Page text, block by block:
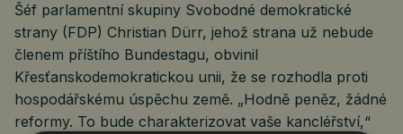
Šéf parlamentní skupiny Svobodné demokratické
strany (FDP) Christian Dürr, jehož strana už nebude
členem příštího Bundestagu, obvinil
Křesťanskodemokratickou unii, že se rozhodla proti
hospodářskému úspěchu země. „Hodně peněz, žádné
reformy. To bude charakterizovat vaše kancléřství,“